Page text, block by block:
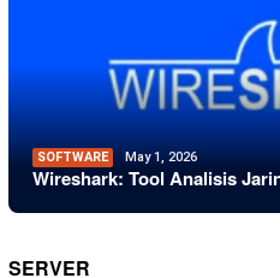
SOFTWARE May 1, 2026
Wireshark: Tool Analisis
SERVER